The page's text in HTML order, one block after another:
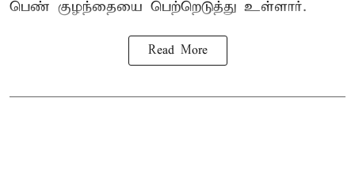
பெண் குழந்தையை பெற்றெடுத்து உள்ளார்.
Read More